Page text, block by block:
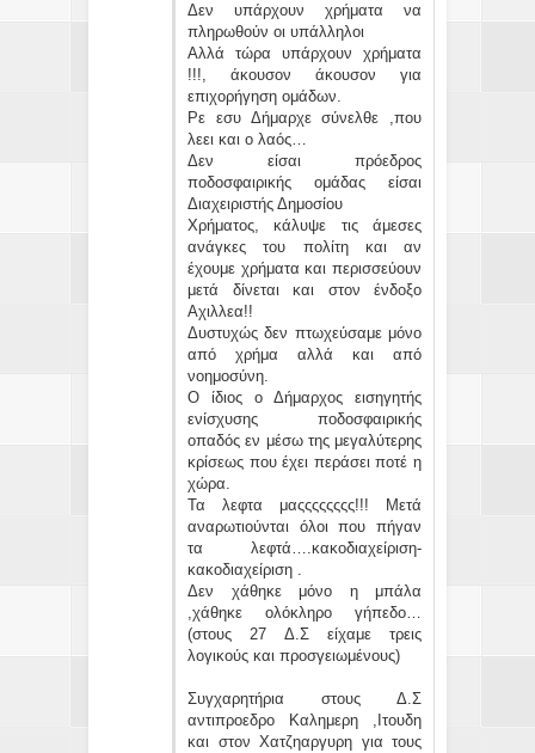
Δεν υπάρχουν χρήματα να
πληρωθούν οι υπάλληλοι
Αλλά τώρα υπάρχουν χρήματα
!!!, άκουσον άκουσον για
επιχορήγηση ομάδων.
Ρε εσυ Δήμαρχε σύνελθε ,που
λεει και ο λαός…
Δεν είσαι πρόεδρος
ποδοσφαιρικής ομάδας είσαι
Διαχειριστής Δημοσίου
Χρήματος, κάλυψε τις άμεσες
ανάγκες του πολίτη και αν
έχουμε χρήματα και περισσεύουν
μετά δίνεται και στον ένδοξο
Αχιλλεα!!
Δυστυχώς δεν πτωχεύσαμε μόνο
από χρήμα αλλά και από
νοημοσύνη.
Ο ίδιος ο Δήμαρχος εισηγητής
ενίσχυσης ποδοσφαιρικής
οπαδός εν μέσω της μεγαλύτερης
κρίσεως που έχει περάσει ποτέ η
χώρα.
Τα λεφτα μαςςςςςςςς!!! Μετά
αναρωτιούνται όλοι που πήγαν
τα λεφτά….κακοδιαχείριση-
κακοδιαχείριση .
Δεν χάθηκε μόνο η μπάλα
,χάθηκε ολόκληρο γήπεδο…
(στους 27 Δ.Σ είχαμε τρεις
λογικούς και προσγειωμένους)
Συγχαρητήρια στους Δ.Σ
αντιπροεδρο Καλημερη ,Ιτουδη
και στον Χατζηαργυρη για τους